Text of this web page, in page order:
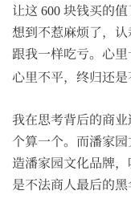
让这 600 块钱买的
想到不惹麻烦了，
跟我一样吃亏。心里
心里不平，终归还是
我在思考背后的商
个算一个。而潘家
造潘家园文化品牌
是不法商人最后的黑